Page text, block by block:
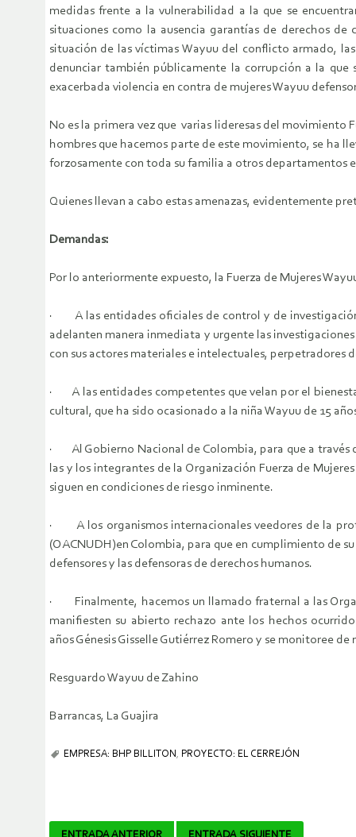
medidas frente a la vulnerabilidad a la que se
situaciones como la ausencia garantías de derechos
situación de las víctimas Wayuu del conflicto armado,
denunciar también públicamente la corrupción a la que
exacerbada violencia en contra de mujeres Wayuu
No es la primera vez que varias lideresas del movimiento
hombres que hacemos parte de este movimiento, se ha
forzosamente con toda su familia a otros departamentos
Quienes llevan a cabo estas amenazas, evidentemente
Demandas:
Por lo anteriormente expuesto, la Fuerza de Mujeres
· A las entidades oficiales de control y de investigación
adelanten manera inmediata y urgente las
con sus actores materiales e intelectuales, perpetradores
· A las entidades competentes que velan por el
cultural, que ha sido ocasionado a la niña Wayuu de 15
· Al Gobierno Nacional de Colombia, para que a través
las y los integrantes de la Organización Fuerza de
siguen en condiciones de riesgo inminente.
· A los organismos internacionales veedores de la
(OACNUDH)en Colombia, para que en cumplimiento de
defensores y las defensoras de derechos humanos.
· Finalmente, hacemos un llamado fraternal a las
manifiesten su abierto rechazo ante los hechos
años Génesis Gisselle Gutiérrez Romero y se monitoree
Resguardo Wayuu de Zahino
Barrancas, La Guajira
EMPRESA: BHP BILLITON , PROYECTO: EL CERREJÓN